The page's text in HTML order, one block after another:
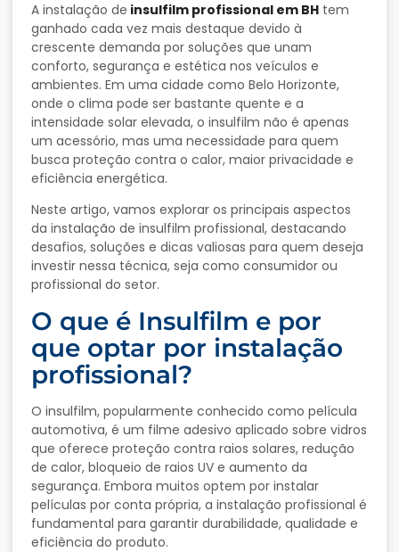
A instalação de insulfilm profissional em BH tem
ganhado cada vez mais destaque devido à
crescente demanda por soluções que unam
conforto, segurança e estética nos veículos e
ambientes. Em uma cidade como Belo Horizonte,
onde o clima pode ser bastante quente e a
intensidade solar elevada, o insulfilm não é apenas
um acessório, mas uma necessidade para quem
busca proteção contra o calor, maior privacidade e
eficiência energética.
Neste artigo, vamos explorar os principais aspectos
da instalação de insulfilm profissional, destacando
desafios, soluções e dicas valiosas para quem deseja
investir nessa técnica, seja como consumidor ou
profissional do setor.
O que é Insulfilm e por
que optar por instalação
profissional?
O insulfilm, popularmente conhecido como película
automotiva, é um filme adesivo aplicado sobre vidros
que oferece proteção contra raios solares, redução
de calor, bloqueio de raios UV e aumento da
segurança. Embora muitos optem por instalar
películas por conta própria, a instalação profissional é
fundamental para garantir durabilidade, qualidade e
eficiência do produto.